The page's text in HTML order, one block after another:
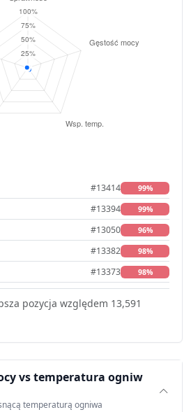
#13414 99%
#13394 99%
#13050 96%
#13382 98%
#13373 98%
pozycja względem 13,591
vs temperatura ogniw
temperaturą ogniwa